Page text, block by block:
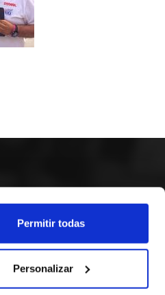
Permitir todas
Personalizar